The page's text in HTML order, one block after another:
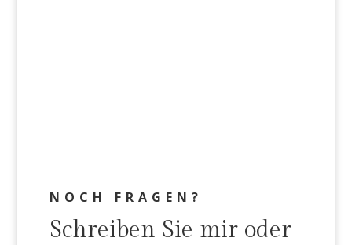
NOCH FRAGEN?
Schreiben Sie mir oder